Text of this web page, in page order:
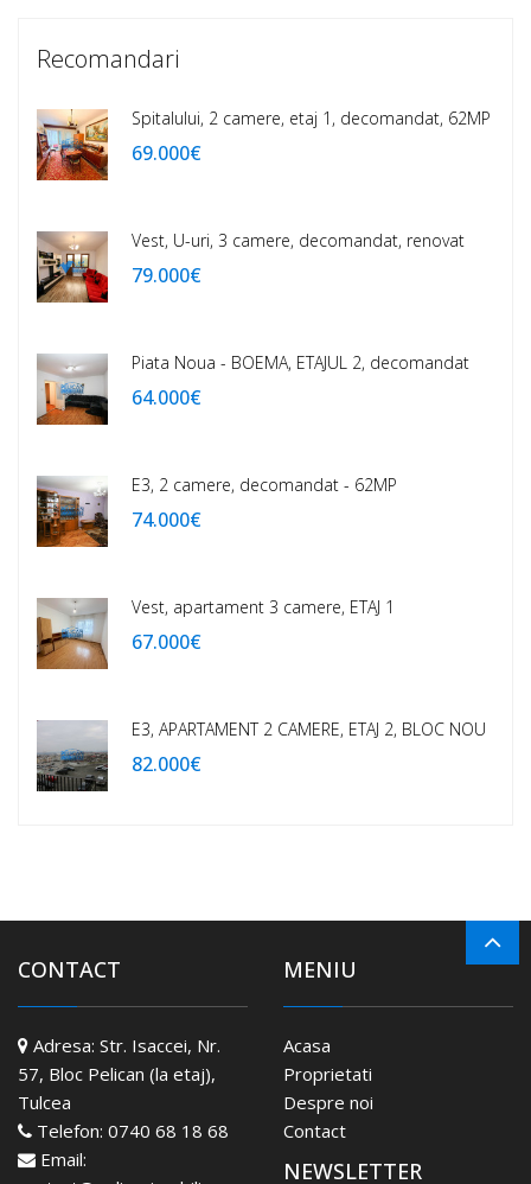
Recomandari
Spitalului, 2 camere, etaj 1, decomandat, 62MP
69.000€
Vest, U-uri, 3 camere, decomandat, renovat
79.000€
Piata Noua - BOEMA, ETAJUL 2, decomandat
64.000€
E3, 2 camere, decomandat - 62MP
74.000€
Vest, apartament 3 camere, ETAJ 1
67.000€
E3, APARTAMENT 2 CAMERE, ETAJ 2, BLOC NOU
82.000€
CONTACT
Adresa: Str. Isaccei, Nr.
57, Bloc Pelican (la etaj),
Tulcea
Telefon: 0740 68 18 68
Email:
MENIU
Acasa
Proprietati
Despre noi
Contact
NEWSLETTER